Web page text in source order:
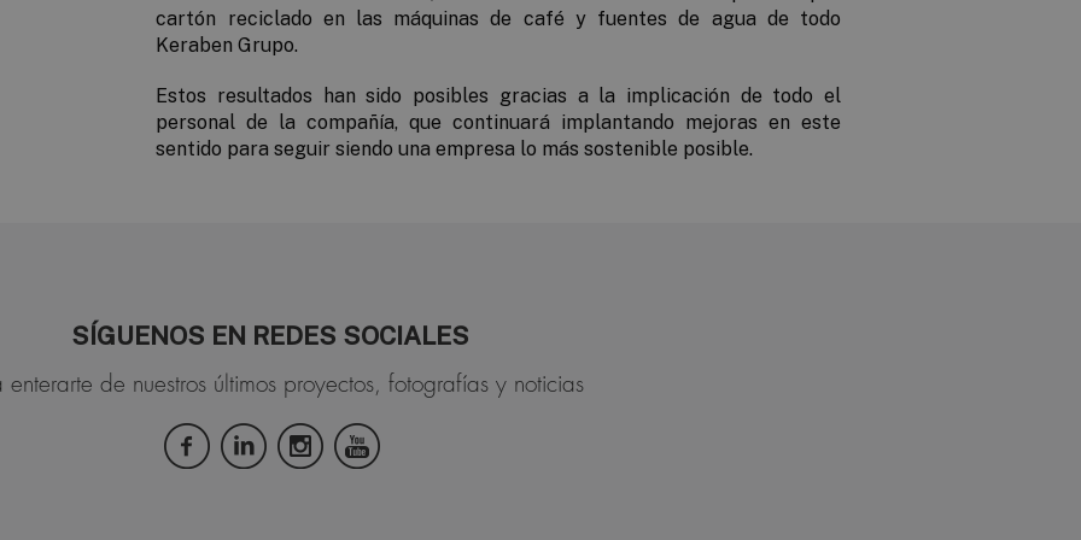
cartón reciclado en las máquinas de café y fuentes de agua de todo
Keraben Grupo.
Estos resultados han sido posibles gracias a la implicación de todo el
personal de la compañía, que continuará implantando mejoras en este
sentido para seguir siendo una empresa lo más sostenible posible.
SÍGUENOS EN REDES SOCIALES
de nuestros últimos proyectos, fotografías y noticias